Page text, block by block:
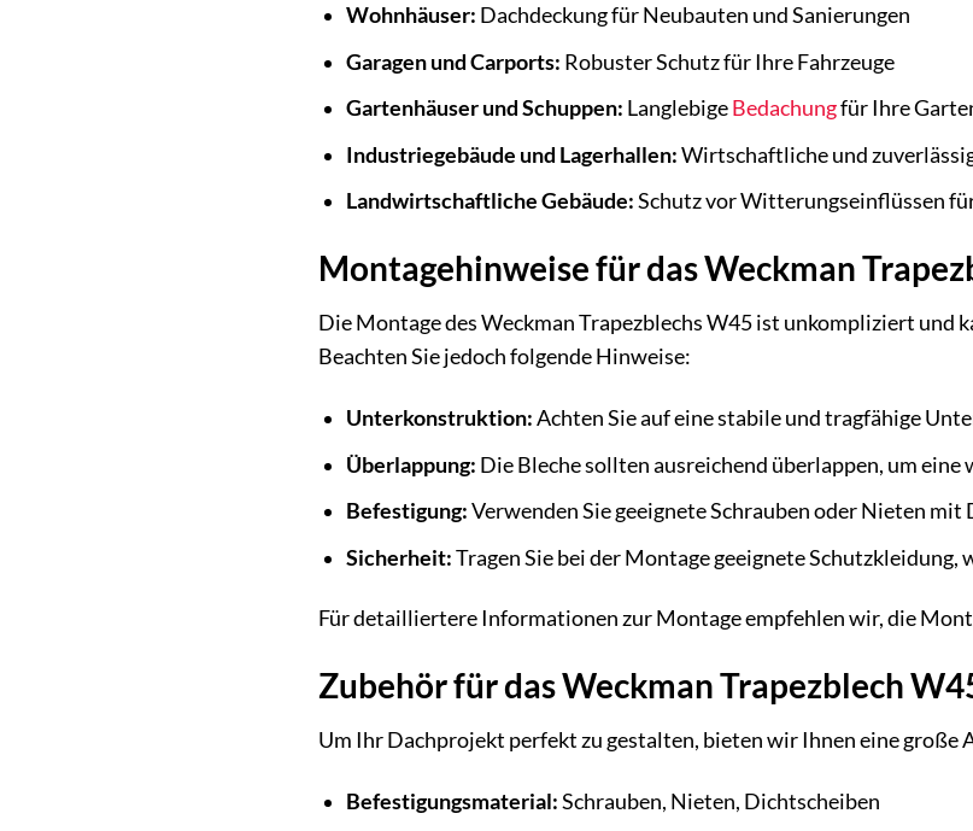
Wohnhäuser: Dachdeckung für Neubauten und Sanierungen
Garagen und Carports: Robuster Schutz für Ihre Fahrzeuge
Gartenhäuser und Schuppen: LanglebigeBedachungfür Ihre
Industriegebäude und Lagerhallen:Wirtschaftliche und
Landwirtschaftliche Gebäude:Schutz vor Witterungseinflüssen
Montagehinweise für das Weckman
Die Montage des Weckman Trapezblechs W45 ist unkompliziert
Beachten Sie jedoch folgende Hinweise:
Unterkonstruktion:Achten Sie auf eine stabile und tragfähige
Überlappung: Die Bleche sollten ausreichend überlappen, um
Befestigung:Verwenden Sie geeignete Schrauben oder Nieten
Sicherheit:Tragen Sie bei der Montage geeignete Schutzkleidung,
Für detailliertere Informationen zur Montage empfehlen wir, die
Zubehör für das Weckman Trapezblech
Um Ihr Dachprojekt perfekt zu gestalten, bieten wir Ihnen eine große
Befestigungsmaterial:Schrauben, Nieten, Dichtscheiben